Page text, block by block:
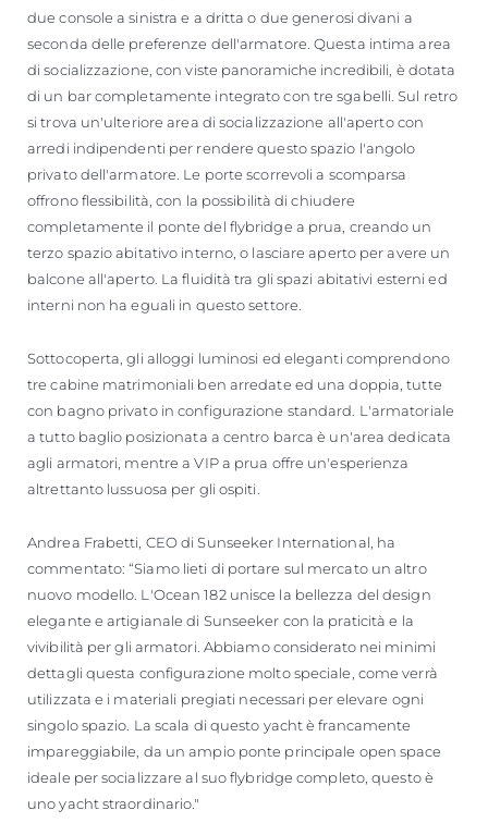
due console a sinistra e a dritta o due generosi divani a
seconda delle preferenze dell'armatore. Questa intima area
di socializzazione, con viste panoramiche incredibili, è dotata
di un bar completamente integrato con tre sgabelli. Sul retro
si trova un'ulteriore area di socializzazione all'aperto con
arredi indipendenti per rendere questo spazio l'angolo
privato dell'armatore. Le porte scorrevoli a scomparsa
offrono flessibilità, con la possibilità di chiudere
completamente il ponte del flybridge a prua, creando un
terzo spazio abitativo interno, o lasciare aperto per avere un
balcone all'aperto. La fluidità tra gli spazi abitativi esterni ed
interni non ha eguali in questo settore.
Sottocoperta, gli alloggi luminosi ed eleganti comprendono
tre cabine matrimoniali ben arredate ed una doppia, tutte
con bagno privato in configurazione standard. L'armatoriale
a tutto baglio posizionata a centro barca è un'area dedicata
agli armatori, mentre a VIP a prua offre un'esperienza
altrettanto lussuosa per gli ospiti.
Andrea Frabetti, CEO di Sunseeker International, ha
commentato: “Siamo lieti di portare sul mercato un altro
nuovo modello. L'Ocean 182 unisce la bellezza del design
elegante e artigianale di Sunseeker con la praticità e la
vivibilità per gli armatori. Abbiamo considerato nei minimi
dettagli questa configurazione molto speciale, come verrà
utilizzata e i materiali pregiati necessari per elevare ogni
singolo spazio. La scala di questo yacht è francamente
impareggiabile, da un ampio ponte principale open space
ideale per socializzare al suo flybridge completo, questo è
uno yacht straordinario."